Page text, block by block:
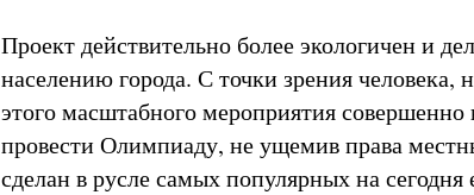
Проект действительно более экологичен и
населению города. С точки зрения человека,
этого масштабного мероприятия
провести Олимпиаду, не ущемив права
сделан в русле самых популярных на